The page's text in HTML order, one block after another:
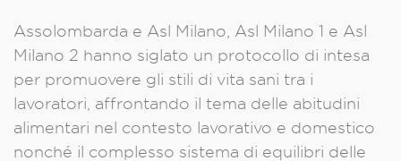
Assolombarda e Asl Milano, Asl Milano 1 e Asl
Milano 2 hanno siglato un protocollo di intesa
per promuovere gli stili di vita sani tra i
lavoratori, affrontando il tema delle abitudini
alimentari nel contesto lavorativo e domestico
nonché il complesso sistema di equilibri delle